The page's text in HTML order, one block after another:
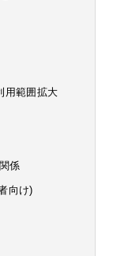
用範囲拡大
係
向け)